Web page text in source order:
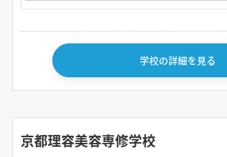
学校の詳細を見る
京都理容美容専修学校